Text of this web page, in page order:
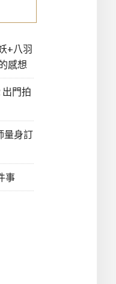
+八羽
感想
門拍
量身訂
事